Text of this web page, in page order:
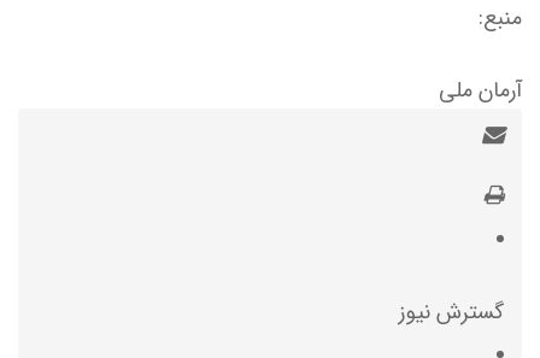
منبع:
آرمان ملی
گسترش نیوز